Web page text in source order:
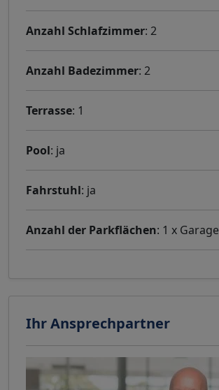
Anzahl Schlafzimmer: 2
Anzahl Badezimmer: 2
Terrasse: 1
Pool: ja
Fahrstuhl: ja
Anzahl der Parkflächen: 1 x Garage
Ihr Ansprechpartner